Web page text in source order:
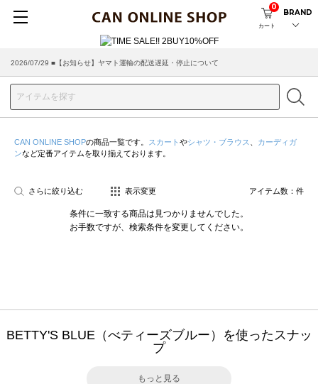
カート
0
BRAND
2026/07/29 ■【お知らせ】ヤマト運輸の配送遅延・停止について
2026/03/18 ■店舗受け取りサービスのご案内
CAN ONLINE SHOPの商品一覧です。 スカート やシャツ・ブラウス
カーディガ
ンなど定番アイテムを取り揃えております。
さらに絞り込む 表示変更 アイテム数： 件
条件に一致する商品は見つかりませんでした。
お手数ですが、検索条件を変更してください。
BETTY'S BLUE（べティーズブルー）を使ったスナッ
プ
もっと見る